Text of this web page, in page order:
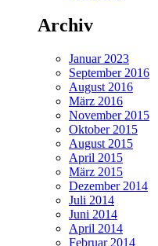
Archiv
Januar 2023
September 2016
August 2016
März 2016
November 2015
Oktober 2015
August 2015
April 2015
März 2015
Dezember 2014
Juli 2014
Juni 2014
April 2014
Februar 2014